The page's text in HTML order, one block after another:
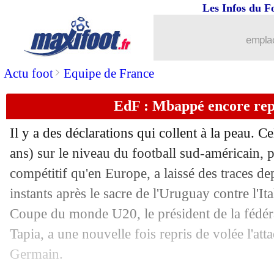
Actu foot> Equipe de France
Les Infos du
EdF : Mbappé encore
Il y a des déclarations qui collent à la peau.
ans) sur le niveau du football sud-américain,
compétitif qu'en Europe, a laissé des traces
instants après le sacre de l'Uruguay contre
Coupe du monde U20, le président de la
Tapia, a une nouvelle fois repris de volée
Germain.
: Gourvennec vers la L2 ?
12/06 Real: Vinicius change encore de
12/06 Lille: Ounas vers la sortie
: Moyes confirmé
12/06 Lyon: 3 pistes pour Dembélé
12/06 PSG: un prétendant discute pour
12/06 Tottenham: Raya, Brentford
12/06 Milan